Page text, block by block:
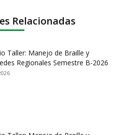
Relacionadas
Taller: Manejo de Braille y
Regionales Semestre B-2026